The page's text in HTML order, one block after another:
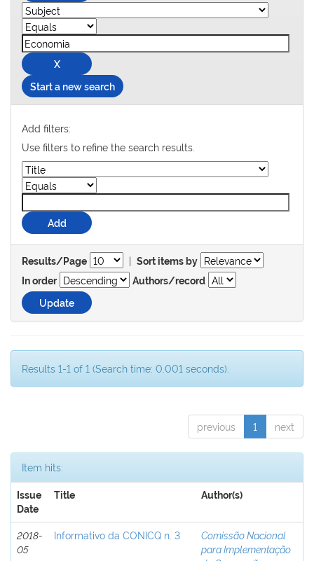
Start a new search
Add filters:
Use filters to refine the search results.
Results/Page | Sort items by
In order
Authors/record
Results 1-1 of 1 (Search time: 0.001 seconds).
previous 1 next
Item hits:
Issue
Date
Title Author(s)
2018-
05
Informativo da CONICQ n. 3
Comissão Nacional
para Implementação